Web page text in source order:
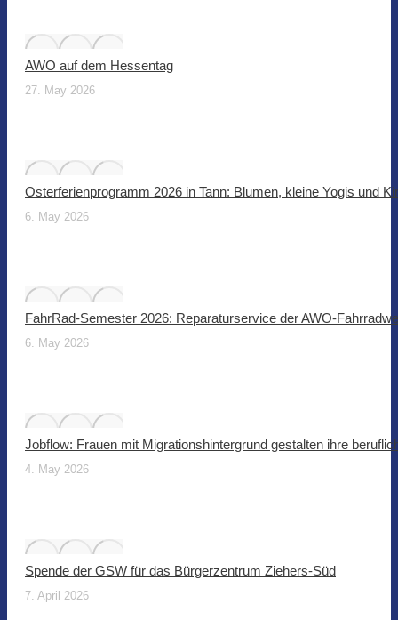
AWO auf dem Hessentag
27. May 2026
Osterferienprogramm 2026 in Tann: Blumen, kleine Yogis und
6. May 2026
FahrRad-Semester 2026: Reparaturservice der AWO-
6. May 2026
Jobflow: Frauen mit Migrationshintergrund gestalten ihre
4. May 2026
Spende der GSW für das Bürgerzentrum Ziehers-Süd
7. April 2026